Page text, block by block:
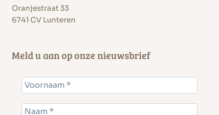
Oranjestraat 33
6741 CV Lunteren
Meld u aan op onze nieuwsbrief